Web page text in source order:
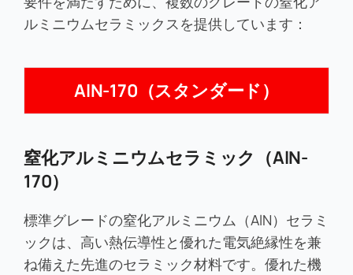
ルミニウムセラミックスを提供しています：
AlN-170（スタンダード）
窒化アルミニウムセラミック（AlN-
170）
標準グレードの窒化アルミニウム（AlN）セラミ
ックは、高い熱伝導性と優れた電気絶縁性を兼
ね備えた先進のセラミック材料です。優れた機